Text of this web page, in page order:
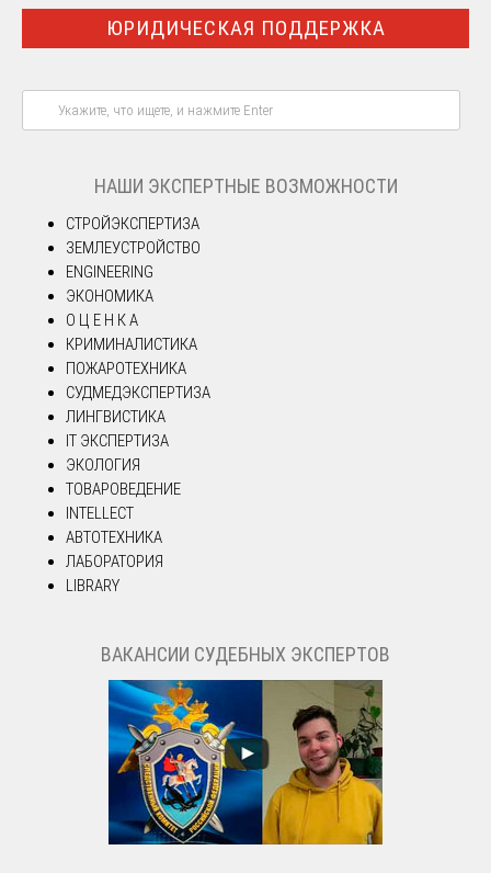
ЮРИДИЧЕСКАЯ ПОДДЕРЖКА
НАШИ ЭКСПЕРТНЫЕ ВОЗМОЖНОСТИ
СТРОЙЭКСПЕРТИЗА
ЗЕМЛЕУСТРОЙСТВО
ENGINEERING
ЭКОНОМИКА
О Ц Е Н К А
КРИМИНАЛИСТИКА
ПОЖАРОТЕХНИКА
СУДМЕДЭКСПЕРТИЗА
ЛИНГВИСТИКА
IT ЭКСПЕРТИЗА
ЭКОЛОГИЯ
ТОВАРОВЕДЕНИЕ
INTELLECT
АВТОТЕХНИКА
ЛАБОРАТОРИЯ
LIBRARY
ВАКАНСИИ СУДЕБНЫХ ЭКСПЕРТОВ